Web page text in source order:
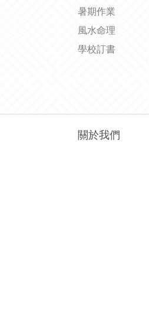
暑期作業
風水命理
學校訂書
關於我們